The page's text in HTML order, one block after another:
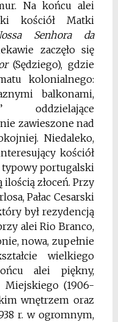
Na końcu alei
kościół Matki
Senhora da
zaczęło się
(Sędziego), gdzie
kolonialnego:
balkonami,
oddzielające
zawieszone nad
Niedaleko,
kościół
typowy portugalski
złoceń. Przy
Pałac Cesarski
był rezydencją
alei Rio Branco,
nowa, zupełnie
wielkiego
alei piękny,
(1906-
wnętrzem oraz
r. w ogromnym,